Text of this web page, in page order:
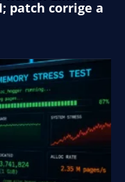
patch corrige a